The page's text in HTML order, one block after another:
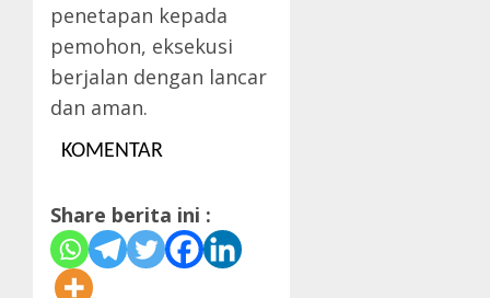
penetapan kepada
pemohon, eksekusi
berjalan dengan lancar
dan aman.
KOMENTAR
Share berita ini :